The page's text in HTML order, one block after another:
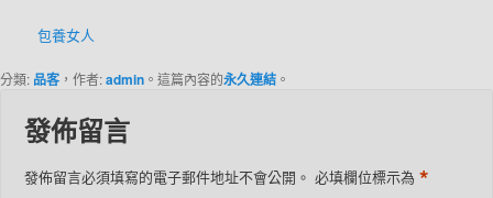
包養女人
分類: 品客 ，作者:admin 。這篇內容的永久連結 。
發佈留言
發佈留言必須填寫的電子郵件地址不會公開。 必填欄位標示為*